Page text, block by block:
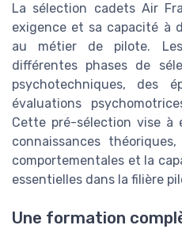
La sélection cadets Air
exigence et sa capacité à
au métier de pilote.
différentes phases de
psychotechniques, des
évaluations
Cette pré-sélection vise à
connaissances
comportementales et la
essentielles dans la filière
Une formation